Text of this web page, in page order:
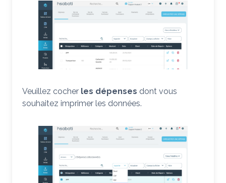
Veuillez cocher les dépenses dont vous
souhaitez imprimer les données.